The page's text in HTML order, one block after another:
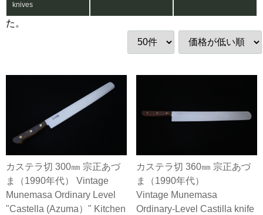
knives
た。
カステラ切 300㎜ 宗正あづ
ま（1990年代） Vintage
Munemasa Ordinary Level
"Castella (Azuma）" Kitchen
カステラ切 360㎜ 宗正あづ
ま（1990年代）
Vintage Munemasa
Ordinary-Level Castilla knife